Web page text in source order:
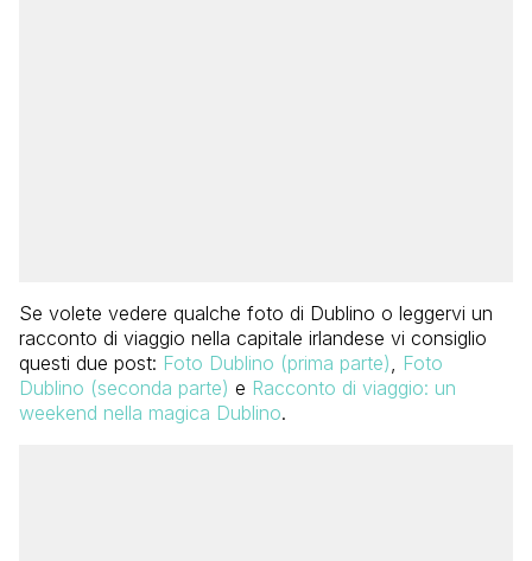
Se volete vedere qualche foto di Dublino o leggervi un
racconto di viaggio nella capitale irlandese vi consiglio
questi due post: Foto Dublino (prima parte), Foto
Dublino (seconda parte) e Racconto di viaggio: un
weekend nella magica Dublino.